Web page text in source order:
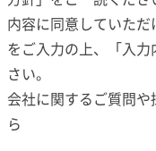
内容に同意していた
をご入力の上、「入
さい。
会社に関するご質問や
ら